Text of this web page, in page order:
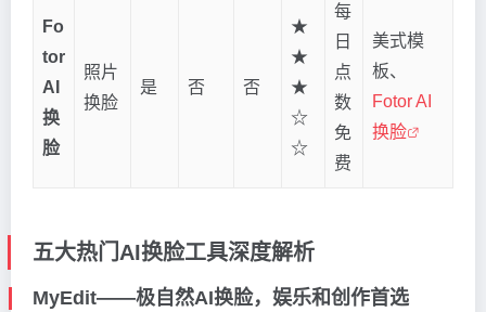
Fo
tor
AI
换
脸
照片
换脸
是 否 否
★
★
★
☆
☆
每
日
点
数
免
费
美式模
板、
Fotor AI
换脸
五大热门AI换脸工具深度解析
MyEdit——极自然AI换脸，娱乐和创作首选